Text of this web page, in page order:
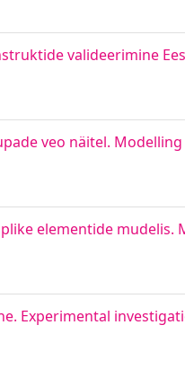
valideerimine
veo näitel.
elementide
Experimental